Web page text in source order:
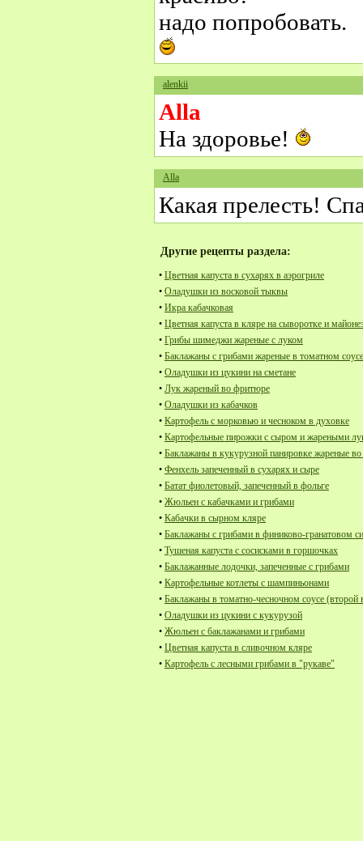
надо попробовать.
alenkii
Alla
На здоровье!
Alla
Какая прелесть!
Другие рецепты раздела:
• Цветная капуста в сухарях в аэрогриле
• Оладушки из восковой тыквы
• Икра кабачковая
• Цветная капуста в кляре на сыворотке и
• Грибы шимеджи жареные с луком
• Баклажаны с грибами жареные в томатном соусе
• Оладушки из цукини на сметане
• Лук жареный во фритюре
• Оладушки из кабачков
• Картофель с морковью и чесноком в духовке
• Картофельные пирожки с сыром и жареными
• Баклажаны в кукурузной панировке жареные
• Фенхель запеченный в сухарях и сыре
• Батат фиолетовый, запеченный в фольге
• Жюльен с кабачками и грибами
• Кабачки в сырном кляре
• Баклажаны с грибами в финиково-гранатовом
• Тушеная капуста с сосисками в горшочках
• Баклажанные лодочки, запеченные с грибами
• Картофельные котлеты с шампиньонами
• Баклажаны в томатно-чесночном соусе (второй
• Оладушки из цукини с кукурузой
• Жюльен с баклажанами и грибами
• Цветная капуста в сливочном кляре
• Картофель с лесными грибами в "рукаве"